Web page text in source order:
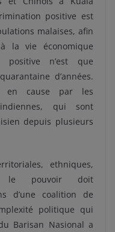
positive est
malaises, afin
la vie économique
positive n’est que
d’années.
en cause par les
qui sont
depuis plusieurs
ethniques,
le pouvoir doit
d’une coalition de
politique qui
Barisan Nasional a